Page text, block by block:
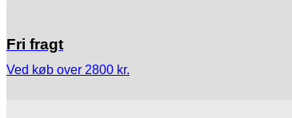
Fri fragt
Ved køb over 2800 kr.